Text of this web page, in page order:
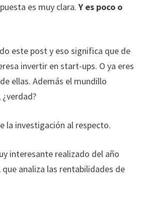
es muy clara.Y es poco o
este post y eso significa que de
invertir en start-ups. O ya eres
ellas. Además el mundillo
¿verdad?
la investigación al respecto.
interesante realizado del año
que analiza las rentabilidades de